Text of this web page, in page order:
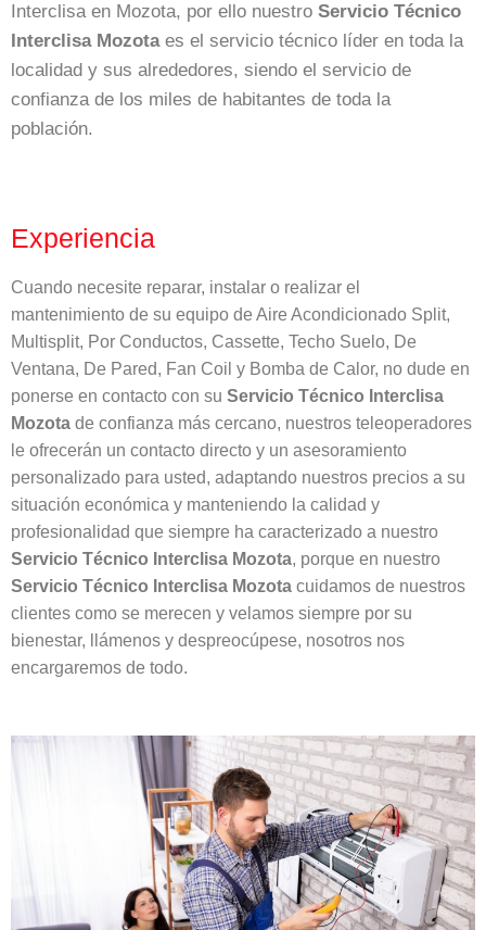
Interclisa en Mozota, por ello nuestro Servicio Técnico
Interclisa Mozotaes el servicio técnico líder en toda la
localidad y sus alrededores, siendo el servicio de
confianza de los miles de habitantes de toda la
población.
Experiencia
Cuando necesite reparar, instalar o realizar el
mantenimiento de su equipo de Aire Acondicionado Split,
Multisplit, Por Conductos, Cassette, Techo Suelo, De
Ventana, De Pared, Fan Coil y Bomba de Calor, no dude en
ponerse en contacto con su Servicio Técnico Interclisa
Mozota de confianza más cercano, nuestros teleoperadores
le ofrecerán un contacto directo y un asesoramiento
personalizado para usted, adaptando nuestros precios a su
situación económica y manteniendo la calidad y
profesionalidad que siempre ha caracterizado a nuestro
Servicio Técnico Interclisa Mozota, porque en nuestro
Servicio Técnico Interclisa Mozota cuidamos de nuestros
clientes como se merecen y velamos siempre por su
bienestar, llámenos y despreocúpese, nosotros nos
encargaremos de todo.